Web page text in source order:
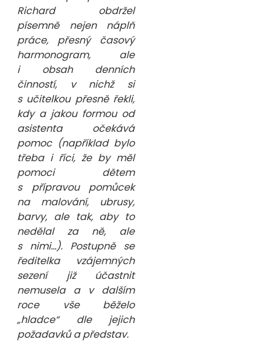
Richard obdržel
písemně nejen náplň
práce, přesný časový
harmonogram, ale
i obsah denních
činností, v nichž si
s učitelkou přesně řekli,
kdy a jakou formou od
asistenta očekává
pomoc (například bylo
třeba i říci, že by měl
pomoci dětem
s přípravou pomůcek
na malování, ubrusy,
barvy, ale tak, aby to
nedělal za ně, ale
s nimi…). Postupně se
ředitelka vzájemných
sezení již účastnit
nemusela a v dalším
roce vše běželo
„hladce“ dle jejich
požadavků a představ.